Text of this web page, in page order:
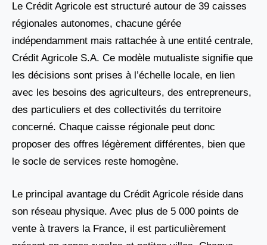
Le Crédit Agricole est structuré autour de 39 caisses
régionales autonomes, chacune gérée
indépendamment mais rattachée à une entité centrale,
Crédit Agricole S.A. Ce modèle mutualiste signifie que
les décisions sont prises à l’échelle locale, en lien
avec les besoins des agriculteurs, des entrepreneurs,
des particuliers et des collectivités du territoire
concerné. Chaque caisse régionale peut donc
proposer des offres légèrement différentes, bien que
le socle de services reste homogène.
Le principal avantage du Crédit Agricole réside dans
son réseau physique. Avec plus de 5 000 points de
vente à travers la France, il est particulièrement